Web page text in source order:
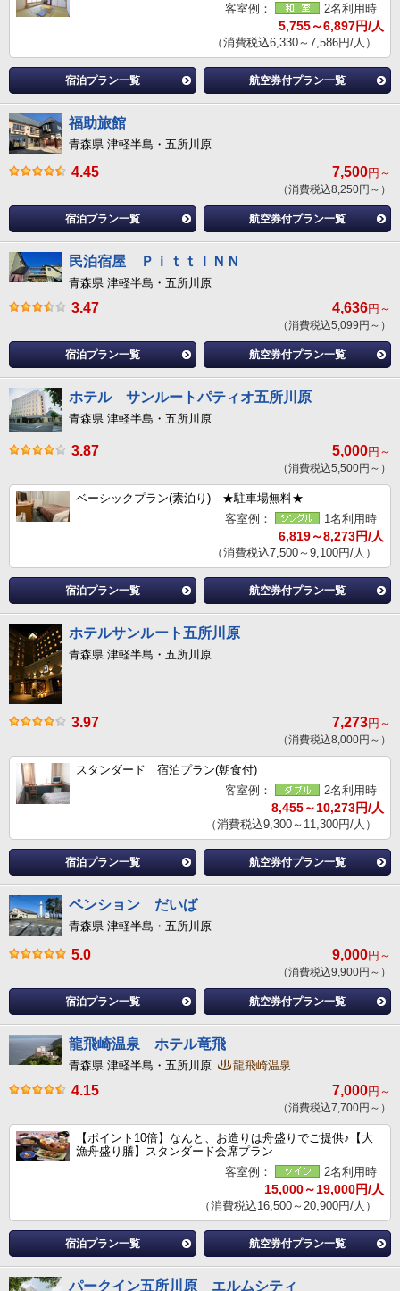
客室例：
2名利用時
5,755～6,897円/人
（消費税込6,330～7,586円/人）
宿泊プラン一覧 航空券付プラン一覧
福助旅館
青森県 津軽半島・五所川原
4.45 7,500円～
（消費税込8,250円～）
宿泊プラン一覧 航空券付プラン一覧
民泊宿屋 ＰｉｔｔＩＮＮ
青森県 津軽半島・五所川原
3.47 4,636円～
（消費税込5,099円～）
宿泊プラン一覧 航空券付プラン一覧
ホテル サンルートパティオ五所川原
青森県 津軽半島・五所川原
3.87 5,000円～
（消費税込5,500円～）
ベーシックプラン(素泊り) ★駐車場無料★
客室例：
1名利用時
6,819～8,273円/人
（消費税込7,500～9,100円/人）
宿泊プラン一覧 航空券付プラン一覧
ホテルサンルート五所川原
青森県 津軽半島・五所川原
3.97 7,273円～
（消費税込8,000円～）
スタンダード 宿泊プラン(朝食付)
客室例：
2名利用時
8,455～10,273円/人
（消費税込9,300～11,300円/人）
宿泊プラン一覧 航空券付プラン一覧
ペンション だいば
青森県 津軽半島・五所川原
5.0 9,000円～
（消費税込9,900円～）
宿泊プラン一覧 航空券付プラン一覧
龍飛崎温泉 ホテル竜飛
青森県 津軽半島・五所川原 龍飛崎温泉
4.15 7,000円～
（消費税込7,700円～）
【ポイント10倍】なんと、お造りは舟盛りでご提供♪【大
漁舟盛り膳】スタンダード会席プラン
客室例：
2名利用時
15,000～19,000円/人
（消費税込16,500～20,900円/人）
宿泊プラン一覧 航空券付プラン一覧
パークイン五所川原 エルムシティ